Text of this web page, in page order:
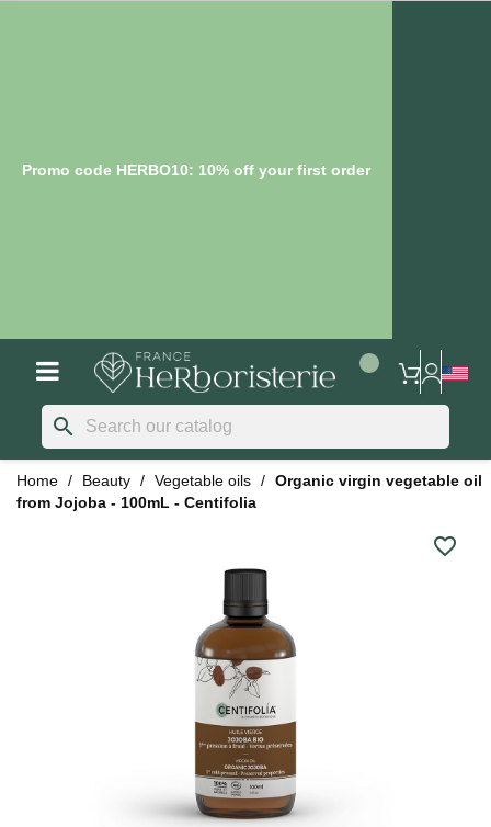
Promo code HERBO10: 10% off your first order
search
Home Beauty Vegetable oils
Organic virgin vegetable oil
from Jojoba - 100mL - Centifolia
favorite_border